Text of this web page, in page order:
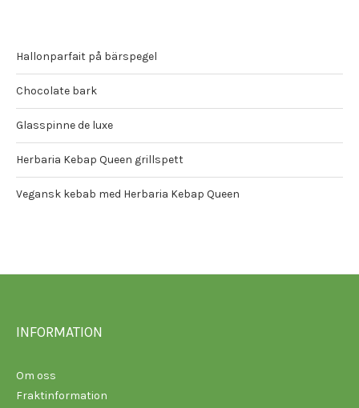
Hallonparfait på bärspegel
Chocolate bark
Glasspinne de luxe
Herbaria Kebap Queen grillspett
Vegansk kebab med Herbaria Kebap Queen
INFORMATION
Om oss
Fraktinformation